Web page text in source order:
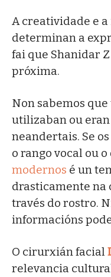
A creatividade e
determinan a
fai que Shanidar
próxima.
Non sabemos
utilizaban ou
neandertais. Se
o rango vocal ou o
modernos é un
drasticamente na
través do rostro.
informacións
O cirurxián facial
relevancia